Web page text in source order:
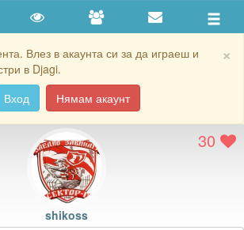
×
Влез в акаунта си за да играеш и
в Djagi.
Вход
Нямам акаунт
30
shikoss